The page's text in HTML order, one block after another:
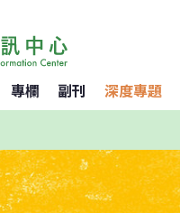
專欄 副刊 深度專題